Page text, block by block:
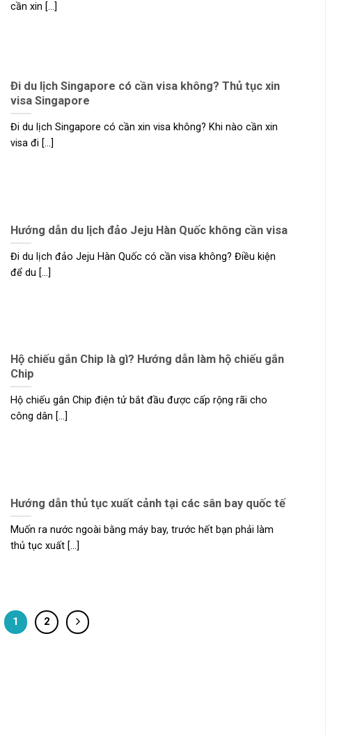
cần xin [...]
Đi du lịch Singapore có cần visa không? Thủ tục xin
visa Singapore
Đi du lịch Singapore có cần xin visa không? Khi nào cần xin
visa đi [...]
Hướng dẫn du lịch đảo Jeju Hàn Quốc không cần visa
Đi du lịch đảo Jeju Hàn Quốc có cần visa không? Điều kiện
để du [...]
Hộ chiếu gắn Chip là gì? Hướng dẫn làm hộ chiếu gắn
Chip
Hộ chiếu gắn Chip điện tử bắt đầu được cấp rộng rãi cho
công dân [...]
Hướng dẫn thủ tục xuất cảnh tại các sân bay quốc tế
Muốn ra nước ngoài bằng máy bay, trước hết bạn phải làm
thủ tục xuất [...]
1 2